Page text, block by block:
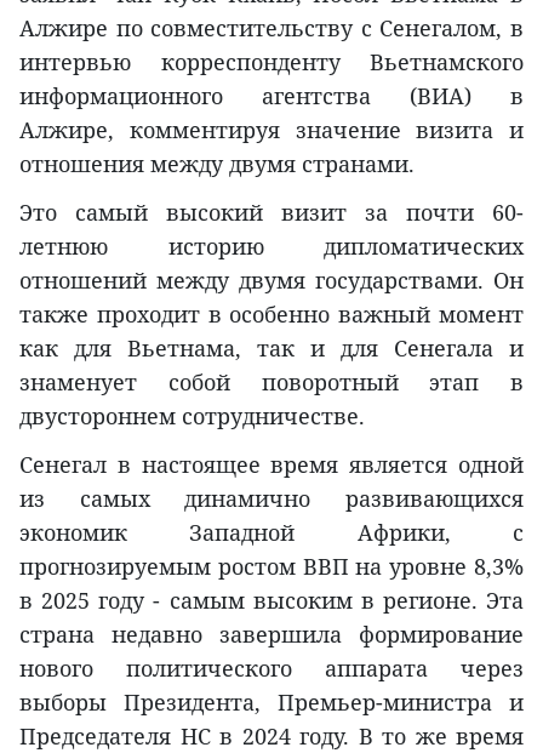
Алжире по совместительству с Сенегалом, в
интервью корреспонденту Вьетнамского
информационного агентства (ВИA) в
Алжире, комментируя значение визита и
отношения между двумя странами.
Это самый высокий визит за почти 60-
летнюю историю дипломатических
отношений между двумя государствами. Он
также проходит в особенно важный момент
как для Вьетнама, так и для Сенегала и
знаменует собой поворотный этап в
двустороннем сотрудничестве.
Сенегал в настоящее время является одной
из самых динамично развивающихся
экономик Западной Африки, с
прогнозируемым ростом ВВП на уровне 8,3%
в 2025 году - самым высоким в регионе. Эта
страна недавно завершила формирование
нового политического аппарата через
выборы Президента, Премьер-министра и
Председателя НС в 2024 году. В то же время